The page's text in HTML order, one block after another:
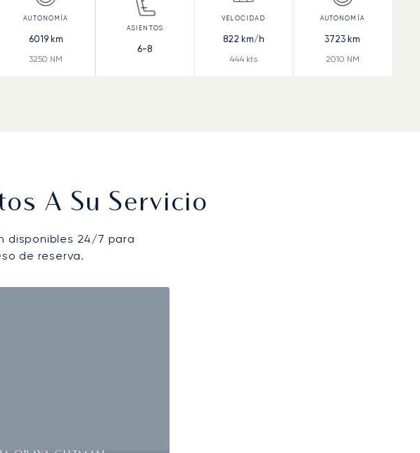
6019km
3250 NM
6-8
822 km/h
444 kts
3723 km
2010 NM
A Su Servicio
disponibles 24/7 para
de reserva.